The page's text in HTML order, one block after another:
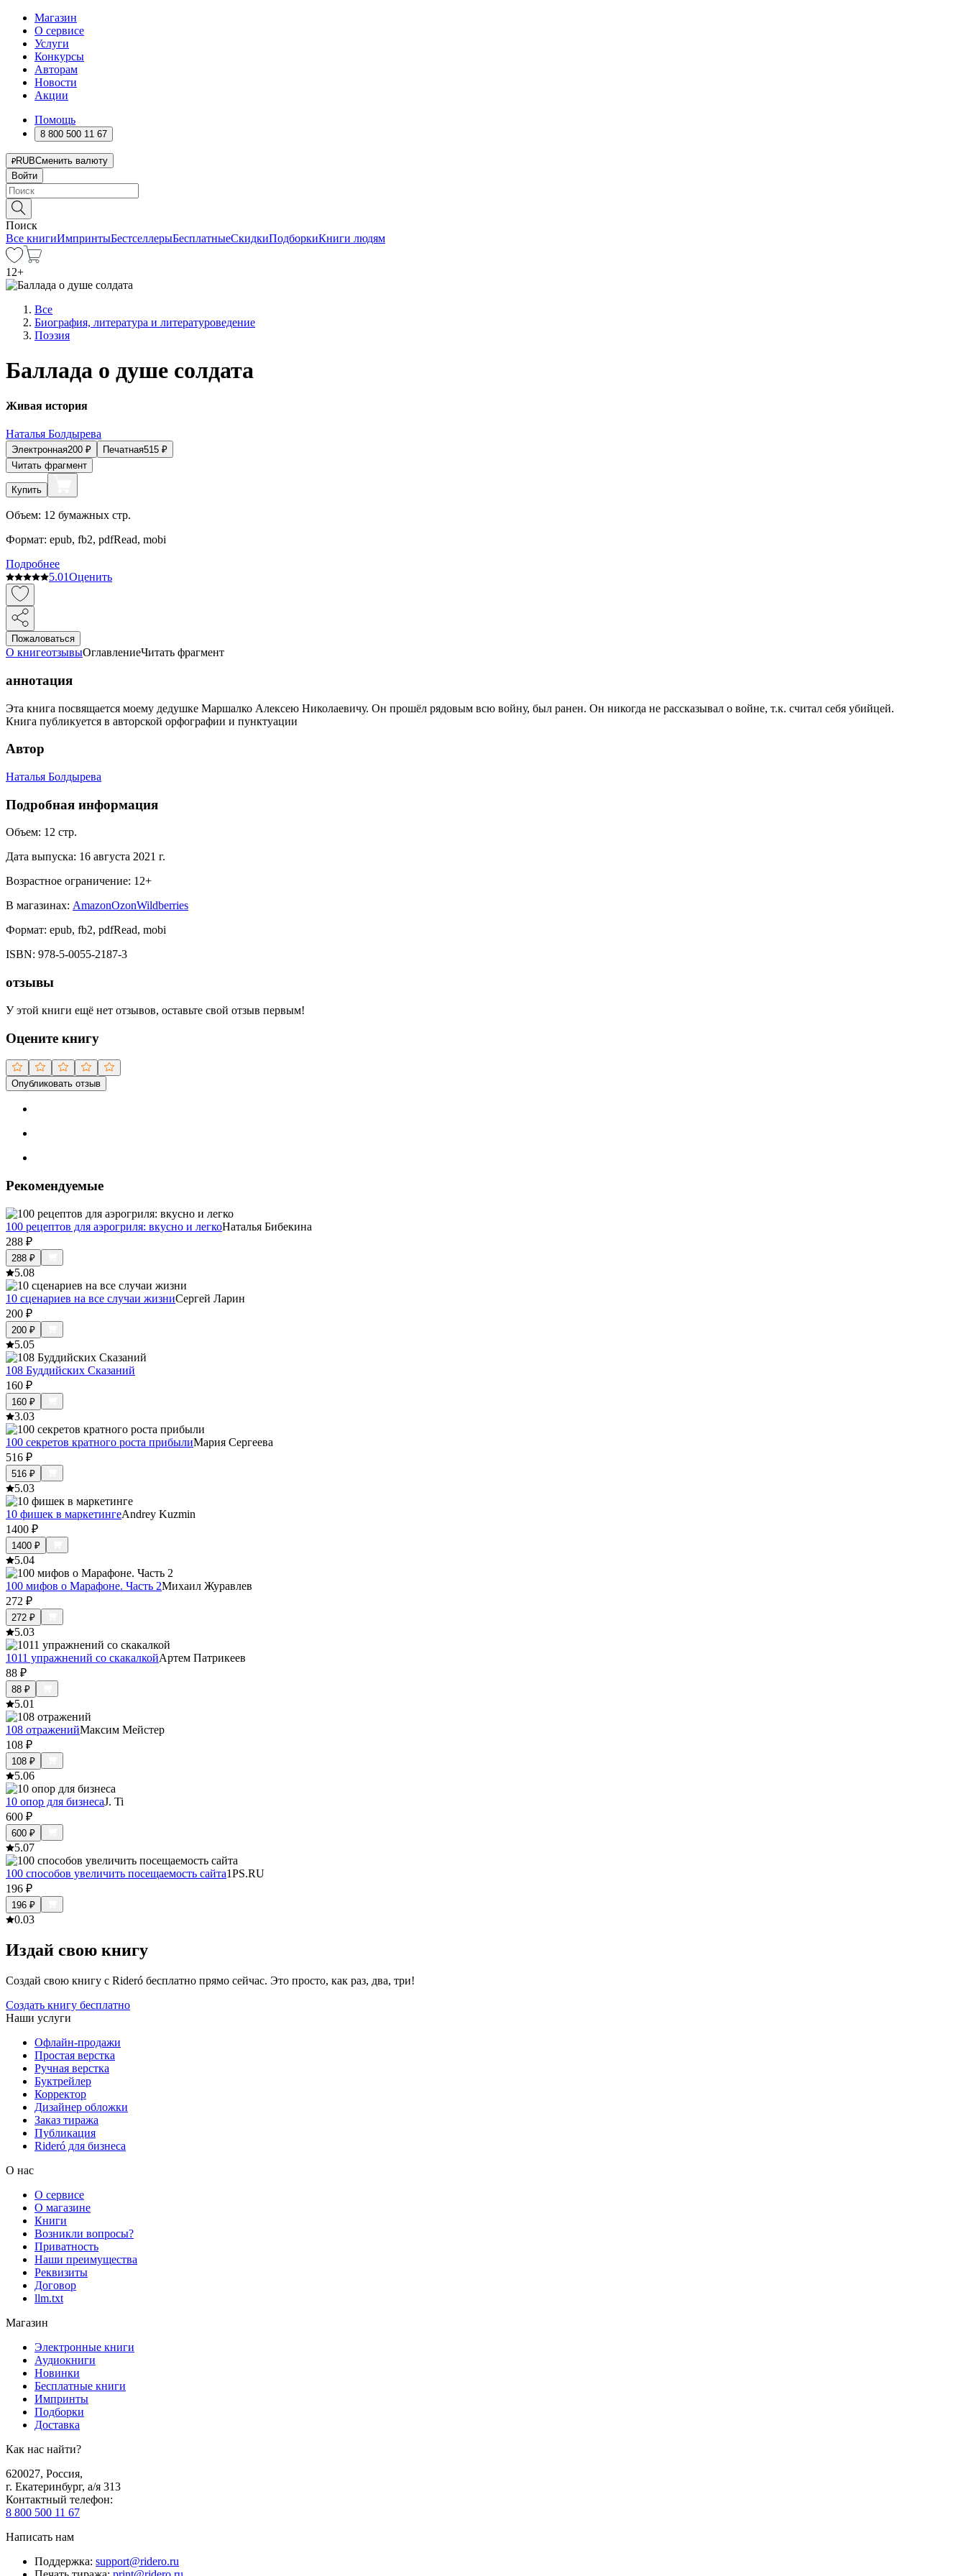
Магазин
О сервисе
Услуги
Конкурсы
Авторам
Новости
Акции
Помощь
8 800 500 11 67
RUBСменить валюту
Войти
Поиск
Все книгиИмпринтыБестселлерыБесплатныеСкидкиПодборкиКниги людям
12+
Все
Биография, литература и литературоведение
Поэзия
Баллада о душе солдата
Живая история
Наталья Болдырева
Электронная200 ₽ Печатная515 ₽
Читать фрагмент
Купить
Объем: 12 бумажных стр.
Формат: epub, fb2, pdfRead, mobi
Подробнее
5.01Оценить
Пожаловаться
О книгеотзывыОглавлениеЧитать фрагмент
аннотация
Эта книга посвящается моему дедушке Маршалко Алексею Николаевичу. Он прошёл рядовым всю войну, был ранен. Он никогда не рассказывал о войне, т.к. считал себя убийцей.
Книга публикуется в авторской орфографии и пунктуации
Автор
Наталья Болдырева
Подробная информация
Объем: 12 стр.
Дата выпуска: 16 августа 2021 г.
Возрастное ограничение: 12+
В магазинах: AmazonOzonWildberries
Формат: epub, fb2, pdfRead, mobi
ISBN: 978-5-0055-2187-3
отзывы
У этой книги ещё нет отзывов, оставьте свой отзыв первым!
Оцените книгу
Опубликовать отзыв
Рекомендуемые
100 рецептов для аэрогриля: вкусно и легкоНаталья Бибекина
288 ₽
288 ₽
5.08
10 сценариев на все случаи жизниСергей Ларин
200 ₽
200 ₽
5.05
108 Буддийских Сказаний
160 ₽
160 ₽
3.03
100 секретов кратного роста прибылиМария Сергеева
516 ₽
516 ₽
5.03
10 фишек в маркетингеAndrey Kuzmin
1400 ₽
1400 ₽
5.04
100 мифов о Марафоне. Часть 2Михаил Журавлев
272 ₽
272 ₽
5.03
1011 упражнений со скакалкойАртем Патрикеев
88 ₽
88 ₽
5.01
108 отраженийМаксим Мейстер
108 ₽
108 ₽
5.06
10 опор для бизнесаJ. Ti
600 ₽
600 ₽
5.07
100 способов увеличить посещаемость сайта1PS.RU
196 ₽
196 ₽
0.03
Издай свою книгу
Создай свою книгу с Rideró бесплатно прямо сейчас. Это просто, как раз, два, три!
Создать книгу бесплатно
Наши услуги
Офлайн-продажи
Простая верстка
Ручная верстка
Буктрейлер
Корректор
Дизайнер обложки
Заказ тиража
Публикация
Rideró для бизнеса
О нас
О сервисе
О магазине
Книги
Возникли вопросы?
Приватность
Наши преимущества
Реквизиты
Договор
llm.txt
Магазин
Электронные книги
Аудиокниги
Новинки
Бесплатные книги
Импринты
Подборки
Доставка
Как нас найти?
620027, Россия,
г. Екатеринбург, а/я 313
Контактный телефон:
8 800 500 11 67
Написать нам
Поддержка: support@ridero.ru